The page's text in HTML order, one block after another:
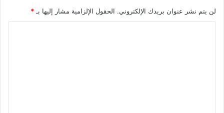
لن يتم نشر عنوان بريدك الإلكتروني. الحقول الإلزامية مشار إليها بـ *